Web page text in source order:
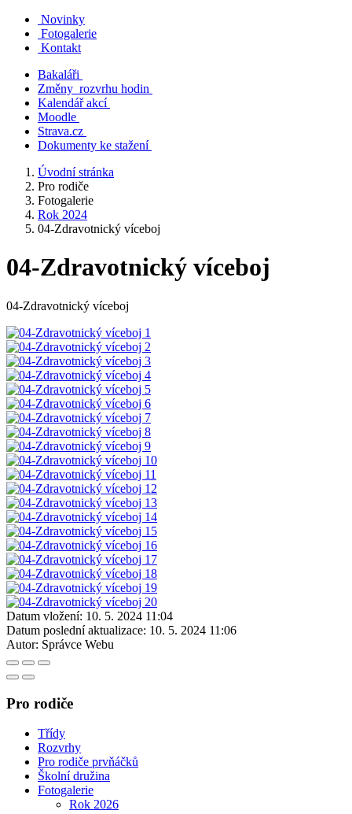
Novinky
Fotogalerie
Kontakt
Bakaláři
Změny rozvrhu hodin
Kalendář akcí
Moodle
Strava.cz
Dokumenty ke stažení
Úvodní stránka
Pro rodiče
Fotogalerie
Rok 2024
04-Zdravotnický víceboj
04-Zdravotnický víceboj
04-Zdravotnický víceboj
Datum vložení: 10. 5. 2024 11:04
Datum poslední aktualizace: 10. 5. 2024 11:06
Autor: Správce Webu
Pro rodiče
Třídy
Rozvrhy
Pro rodiče prvňáčků
Školní družina
Fotogalerie
Rok 2026